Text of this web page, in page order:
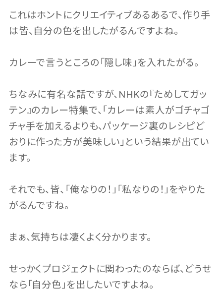
これはホントにクリエイティブあるあるで、作り手
は皆、自分の色を出したがるんですよね。
カレーで言うところの「隠し味」を入れたがる。
ちなみに有名な話ですが、NHKの『ためしてガッ
テン』のカレー特集で、「カレーは素人がゴチャゴ
チャ手を加えるよりも、パッケージ裏のレシピど
おりに作った方が美味しい」という結果が出てい
ます。
それでも、皆、「俺なりの！」「私なりの！」をやりた
がるんですね。
まぁ、気持ちは凄くよく分かります。
せっかくプロジェクトに関わったのならば、どうせ
なら「自分色」を出したいですよね。